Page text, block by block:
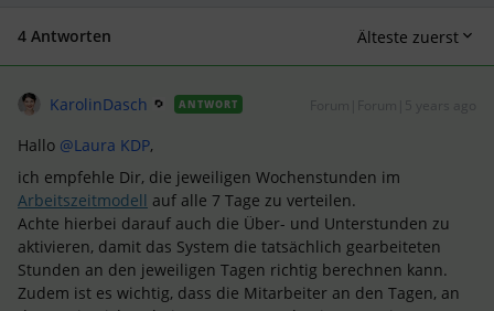
4 Antworten Älteste zuerst
KarolinDasch ANTWORT
Hallo @Laura KDP,
ich empfehle Dir, die jeweiligen Wochenstunden im
Arbeitszeitmodell auf alle 7 Tage zu verteilen.
Achte hierbei darauf auch die Über- und Unterstunden zu
aktivieren, damit das System die tatsächlich gearbeiteten
Stunden an den jeweiligen Tagen richtig berechnen kann.
Zudem ist es wichtig, dass die Mitarbeiter an den Tagen, an